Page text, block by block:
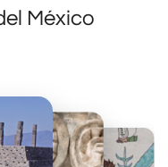
México